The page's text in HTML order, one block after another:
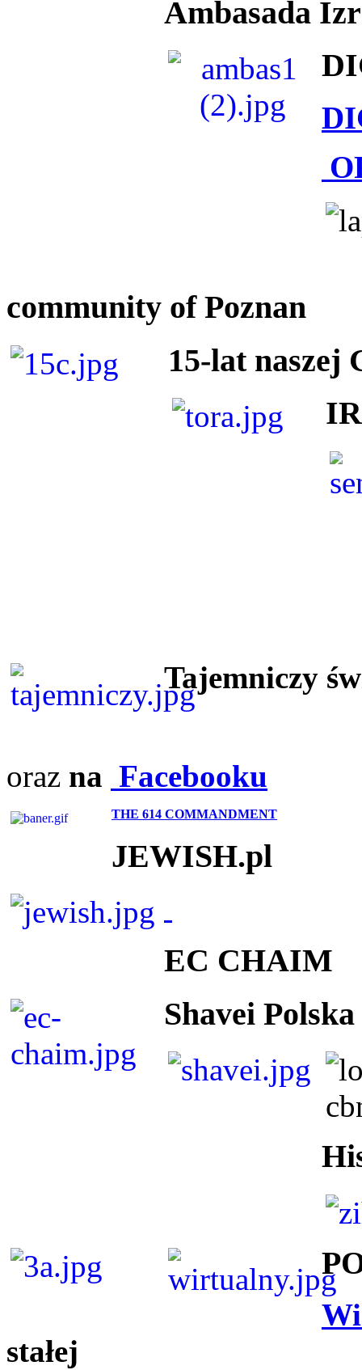
Ambasada
community of Poznan
15-lat naszej
Tajemniczy
oraz na Facebooku
THE 614 COMMANDMENT
JEWISH.pl
EC CHAIM
Shavei Polska
stałej